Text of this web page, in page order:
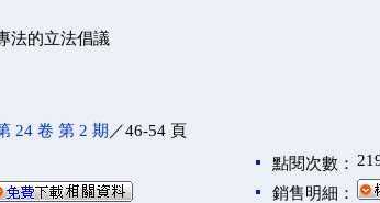
法的立法倡議
24 卷 第 2 期 ／46-54 頁
點閱次數：
銷售明細：